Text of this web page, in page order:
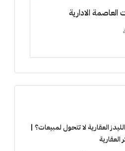
الادارية
العقارية لا تتحول لمبيعات؟ |
العقارية